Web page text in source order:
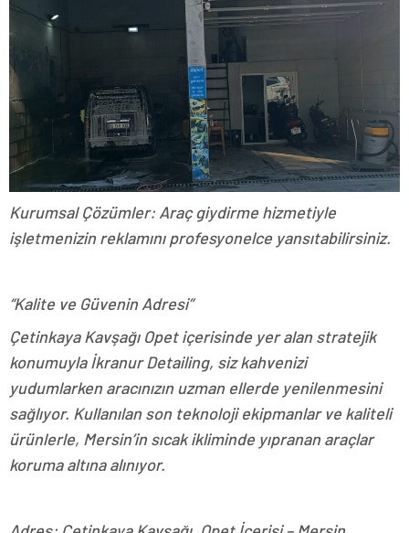
Kurumsal Çözümler: Araç giydirme hizmetiyle
işletmenizin reklamını profesyonelce yansıtabilirsiniz.
“Kalite ve Güvenin Adresi”
Çetinkaya Kavşağı Opet içerisinde yer alan stratejik
konumuyla İkranur Detailing, siz kahvenizi
yudumlarken aracınızın uzman ellerde yenilenmesini
sağlıyor. Kullanılan son teknoloji ekipmanlar ve kaliteli
ürünlerle, Mersin’in sıcak ikliminde yıpranan araçlar
koruma altına alınıyor.